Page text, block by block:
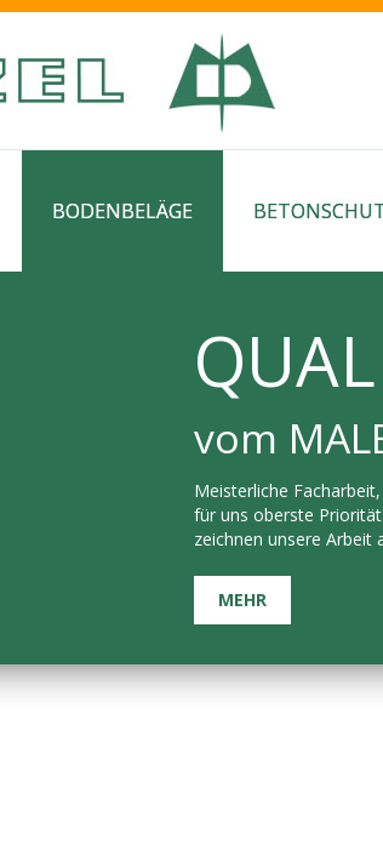
BODENBELÄGE
vom
Meisterliche
für uns oberste
zeichnen unsere Arbeit
​MEHR